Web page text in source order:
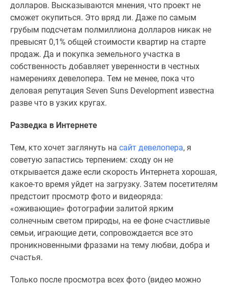
Коттеджные
поселки
ипотеку
Бизнес-
Коттеджи
Траншевая
ипотека
Скидки
акции
Макс
Рассрочка
долларов. Высказываются мнения, что проект не
сможет окупиться. Это вряд ли. Даже по самым
грубым подсчетам полмиллиона долларов никак не
превысят 0,1% общей стоимости квартир на старте
продаж. Да и покупка земельного участка в
собственность добавляет уверенности в честных
намерениях девелопера. Тем не менее, пока что
деловая репутация Seven Suns Development известна
разве что в узких кругах.
Разведка в Интернете
Тем, кто хочет заглянуть на сайт девелопера, я
советую запастись терпением: сходу он не
открывается даже если скорость Интернета хорошая,
какое-то время уйдет на загрузку. Затем посетителям
предстоит просмотр фото и видеоряда:
«оживающие» фотографии залитой ярким
солнечным светом природы, на ее фоне счастливые
семьи, играющие дети, сопровождается все это
проникновенными фразами на тему любви, добра и
счастья.
Только после просмотра всех фото (видео можно